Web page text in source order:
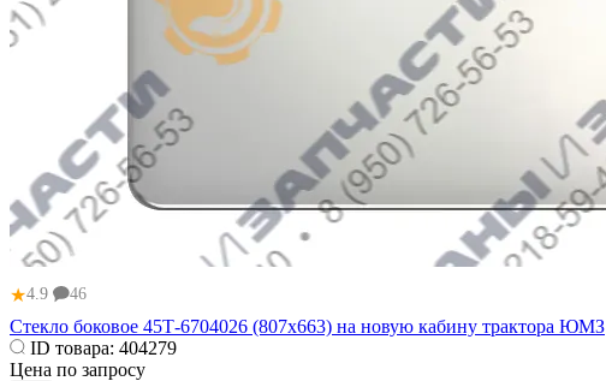
★4.9 46
Стекло боковое 45Т-6704026 (807х663) на новую кабину трактора ЮМЗ
ID товара: 404279
Цена по запросу